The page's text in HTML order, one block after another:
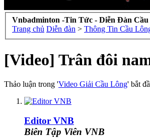
Vnbadminton -Tin Tức - Diễn Đàn
Trang chủ Diễn đàn > Thông Tin Cầu
[Video] Trân đôi
Thảo luận trong 'Video Giải Cầu Lông' bắt
Editor VNB
Biên Tập Viên VNB